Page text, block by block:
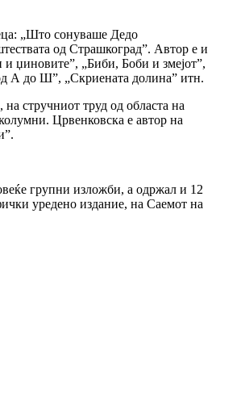
„Што сонуваше Дедо
од Страшкоград”. Автор е и
џиновите”, „Биби, Боби и змејот”,
А до Ш”, „Скриената долина” итн.
стручниот труд од областа на
Црвенковска е автор на
групни изложби, а одржал и 12
уредено издание, на Саемот на